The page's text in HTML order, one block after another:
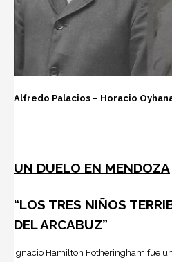
Alfredo Palacios – Horacio
UN DUELO EN MENDOZA
“LOS TRES NIÑOS
DEL ARCABUZ”
Ignacio Hamilton Fotheringham fue